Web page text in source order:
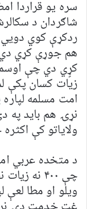
سره یو قراردا
شاګردان د
ردکړې کوي
زیات کسان پکې
امت مسلمه
نړۍ هم باید په
ولایاتو کې
د متخده عربي
چې ۴۰۰
ویلو او مطا لعې